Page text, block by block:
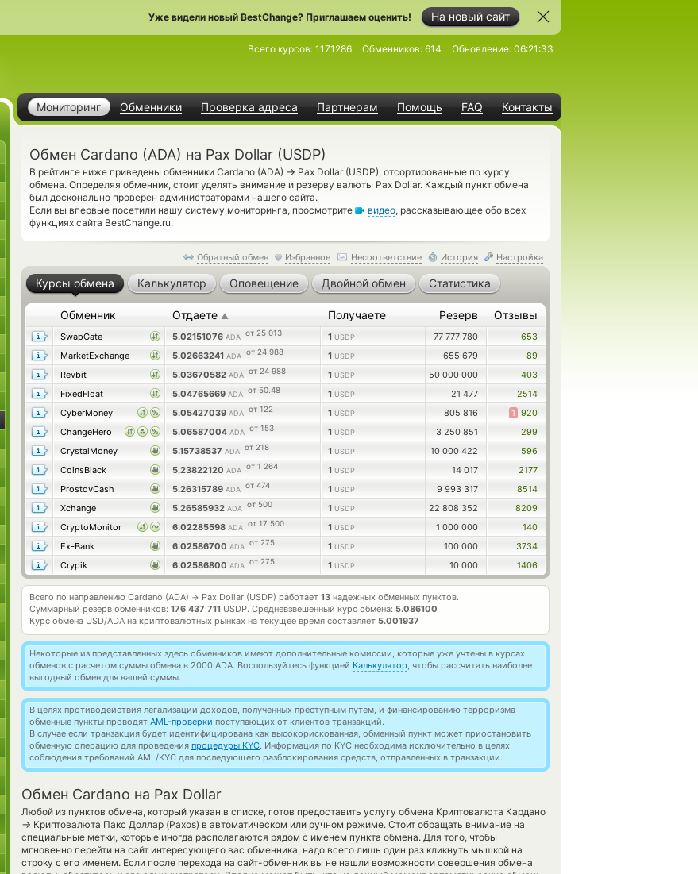
На новый сайт
Уже видели новый BestChange? Приглашаем оценить!
Мониторинг Обменники Проверка адреса Партнерам Помощь FAQ Контакты
Всего курсов: 1171286 Обменников: 614 Обновление: 06:21:33
Обмен Cardano (ADA) на Pax Dollar (USDP)
В рейтинге ниже приведены обменники Cardano (ADA) → Pax Dollar (USDP), отсортированные по курсу
обмена. Определяя обменник, стоит уделять внимание и резерву валюты Pax Dollar. Каждый пункт обмена
был досконально проверен администраторами нашего сайта.
Если вы впервые посетили нашу систему мониторинга, просмотрите
видео, рассказывающее обо всех
функциях сайта BestChange.ru.
Обратный обмен Избранное Несоответствие История Настройка
Курсы обмена Калькулятор Оповещение Двойной обмен Статистика
Обменник Отдаете ▲ Получаете Резерв Отзывы
SwapGate 5.02151076 ADA от 25 013 1 USDP 77 777 780
653
MarketExchange
5.02663241 ADA от 24 988 1 USDP 655 679
89
Revbit
5.03670582 ADA от 24 988 1 USDP 50 000 000
403
FixedFloat
5.04765669 ADA от 50.48 1 USDP 21 477
2514
CyberMoney
5.05427039 ADA от 122 1 USDP 805 816 1 920
ChangeHero
5.06587004 ADA от 153 1 USDP 3 250 851
299
CrystalMoney
5.15738537 ADA от 218 1 USDP 10 000 422
596
CoinsBlack
5.23822120 ADA от 1 264 1 USDP 14 017
2177
ProstovCash
5.26315789 ADA от 474 1 USDP 9 993 317
8514
Xchange
5.26585932 ADA от 500 1 USDP 22 808 352
8209
CryptoMonitor
6.02285598 ADA от 17 500 1 USDP 1 000 000
140
Ex-Bank
6.02586700 ADA от 275 1 USDP 100 000
3734
Crypik
6.02586800 ADA от 275 1 USDP 10 000 1406
Всего по направлению Cardano (ADA) → Pax Dollar (USDP) работает 13 надежных обменных пунктов.
Суммарный резерв обменников: 176 437 711 USDP. Средневзвешенный курс обмена: 5.086100
Курс обмена USD/ADA на криптовалютных рынках на текущее время составляет 5.001937
Некоторые из представленных здесь обменников имеют дополнительные комиссии, которые уже учтены в курсах
обменов с расчетом суммы обмена в 2000 ADA. Воспользуйтесь функцией Калькулятор, чтобы рассчитать наиболее
выгодный обмен для вашей суммы.
В целях противодействия легализации доходов, полученных преступным путем, и финансированию терроризма
обменные пункты проводят AML-проверки поступающих от клиентов транзакций.
В случае если транзакция будет идентифицирована как высокорискованная, обменный пункт может приостановить
обменную операцию для проведения процедуры KYC. Информация по KYC необходима исключительно в целях
соблюдения требований AML/KYC для последующего разблокирования средств, отправленных в транзакции.
Обмен Cardano на Pax Dollar
Любой из пунктов обмена, который указан в списке, готов предоставить услугу обмена Криптовалюта Кардано
→ Криптовалюта Пакс Доллар (Paxos) в автоматическом или ручном режиме. Стоит обращать внимание на
специальные метки, которые иногда располагаются рядом с именем пункта обмена. Для того, чтобы
мгновенно перейти на сайт интересующего вас обменника, надо всего лишь один раз кликнуть мышкой на
строку с его именем. Если после перехода на сайт-обменник вы не нашли возможности совершения обмена